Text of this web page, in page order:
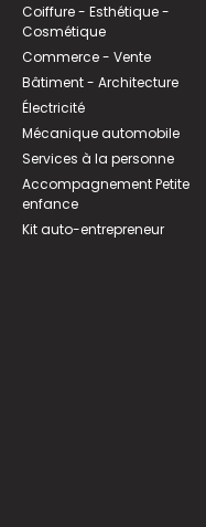
Coiffure - Esthétique -
Cosmétique
Commerce - Vente
Bâtiment - Architecture
Électricité
Mécanique automobile
Services à la personne
Accompagnement Petite
enfance
Kit auto-entrepreneur